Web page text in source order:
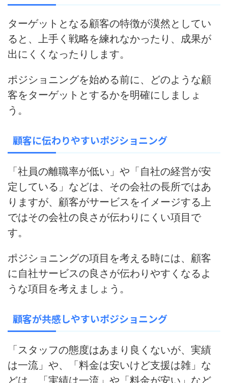
ターゲットとなる顧客の特徴が漠然としてい
ると、 上手く戦略を練れなかったり、成果が
出にくくなったりします。
ポジショニングを始める前に、どのような顧
客をターゲットとするかを明確にしましょ
う。
顧客に伝わりやすいポジショニング
「社員の離職率が低い」や「自社の経営が安
定している」などは、その会社の長所ではあ
りますが、顧客がサービスをイメージする上
ではその会社の良さが伝わりにくい項目で
す。
ポジショニングの項目を考える時には、顧客
に自社サービスの良さが伝わりやすくなるよ
うな項目を考えましょう。
顧客が共感しやすいポジショニング
「スタッフの態度はあまり良くないが、実績
は一流」や、「料金は安いけど支援は雑」な